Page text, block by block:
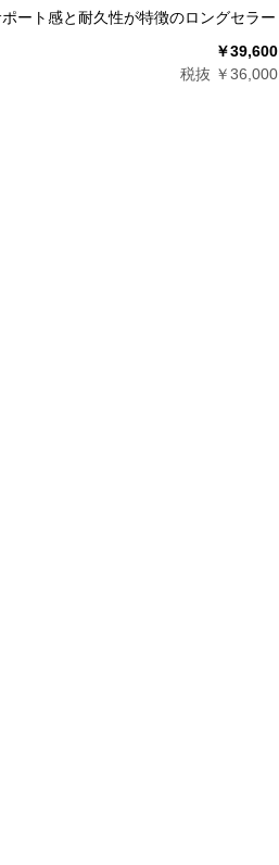
ート感と耐久性が特徴のロングセラー
￥39,600
税抜 ￥36,000